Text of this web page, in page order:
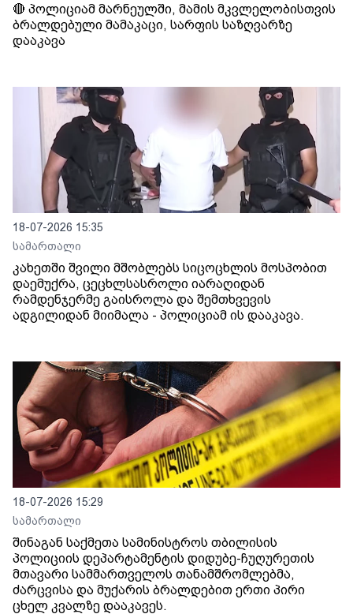
🔴 პოლიციამ მარნეულში, მამის მკვლელობისთვის
ბრალდებული მამაკაცი, სარფის საზღვარზე
დააკავა
18-07-2026 15:35
სამართალი
კახეთში შვილი მშობლებს სიცოცხლის მოსპობით
დაემუქრა, ცეცხლსასროლი იარაღიდან
რამდენჯერმე გაისროლა და შემთხვევის
ადგილიდან მიიმალა - პოლიციამ ის დააკავა.
18-07-2026 15:29
სამართალი
შინაგან საქმეთა სამინისტროს თბილისის
პოლიციის დეპარტამენტის დიდუბე-ჩუღურეთის
მთავარი სამმართველოს თანამშრომლებმა,
ძარცვისა და მუქარის ბრალდებით ერთი პირი
ცხელ კვალზე დააკავეს.